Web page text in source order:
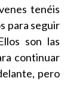
tenéis
para seguir
son las
continuar
pero